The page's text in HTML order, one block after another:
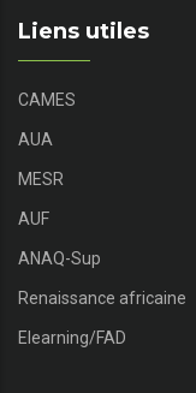
Liens utiles
CAMES
AUA
MESR
AUF
ANAQ-Sup
Renaissance africaine
Elearning/FAD